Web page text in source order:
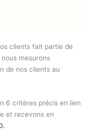
clients fait partie de
mesurons
de nos clients au
6 critères précis en lien
et recevons en